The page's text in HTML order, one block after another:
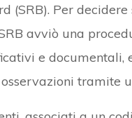
(SRB). Per
avviò una
e documentali,
tramite